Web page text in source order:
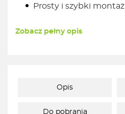
Prosty i szybki montaż
Zobacz pełny opis
Opis
Do pobrania